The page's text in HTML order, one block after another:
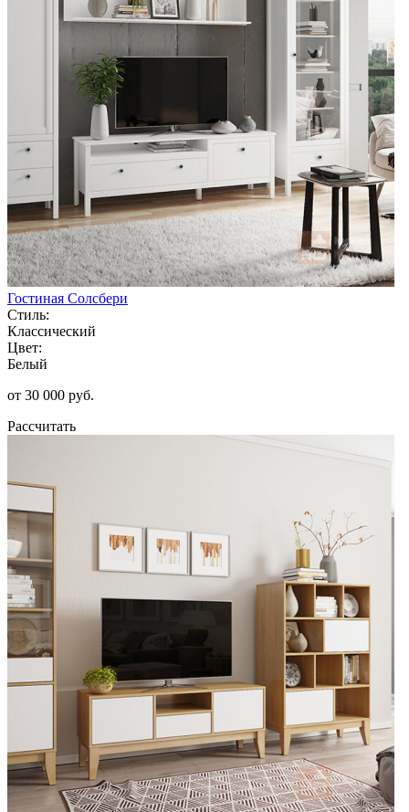
Гостиная Солсбери
Стиль:
Классический
Цвет:
Белый
от 30 000 руб.
Рассчитать